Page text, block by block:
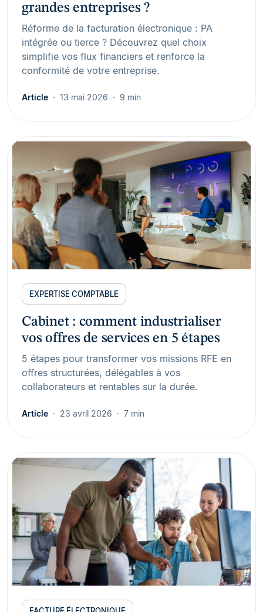
grandes entreprises ?
Réforme de la facturation électronique : PA
intégrée ou tierce ? Découvrez quel choix
simplifie vos flux financiers et renforce la
conformité de votre entreprise.
Article 13 mai 2026 9 min
EXPERTISE COMPTABLE
Cabinet : comment industrialiser
vos offres de services en 5 étapes
5 étapes pour transformer vos missions RFE en
offres structurées, délégables à vos
collaborateurs et rentables sur la durée.
Article 23 avril 2026 7 min